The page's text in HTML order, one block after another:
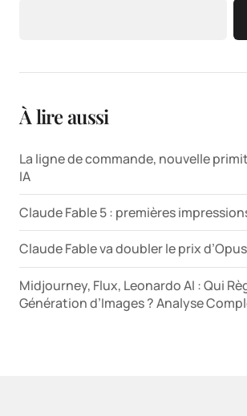
À lire aussi
La ligne de commande, nouvelle
IA
Claude Fable 5 : premières
Claude Fable va doubler le prix d’Opus
Midjourney, Flux, Leonardo AI : Qui
Génération d’Images ? Analyse